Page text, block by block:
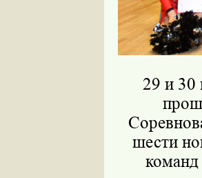
29 и 30
шести
команд